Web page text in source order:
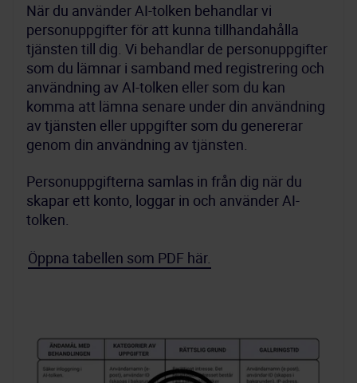
När du använder AI-tolken behandlar vi
personuppgifter för att kunna tillhandahålla
tjänsten till dig. Vi behandlar de personuppgifter
som du lämnar i samband med registrering och
användning av AI-tolken eller som du kan
komma att lämna senare under din användning
av tjänsten eller uppgifter som du genererar
genom din användning av tjänsten.
Personuppgifterna samlas in från dig när du
skapar ett konto, loggar in och använder AI-
Öppna tabellen som PDF här.